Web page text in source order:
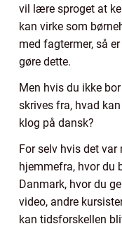
vil lære sproget at
kan virke som
med fagtermer, så
gøre dette.
Men hvis du ikke
skrives fra, hvad
klog på dansk?
For selv hvis det
hjemmefra, hvor du
Danmark, hvor du
video, andre
kan tidsforskellen